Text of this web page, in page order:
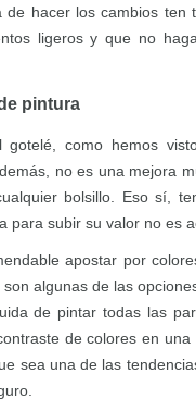
hacer los cambios ten
ligeros y que no
pintura
gotelé, como hemos
no es una mejora
bolsillo. Eso sí,
para subir su valor no es
apostar por
algunas de las
de pintar todas las
de colores en
sea una de las